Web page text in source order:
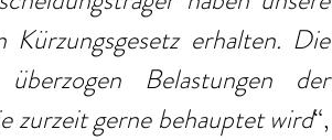
erhalten. Die
Belastungen der
zurzeit gerne behauptet wird“,